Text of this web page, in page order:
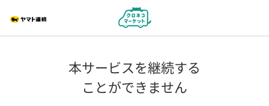
本サービスを継続する
ことができません